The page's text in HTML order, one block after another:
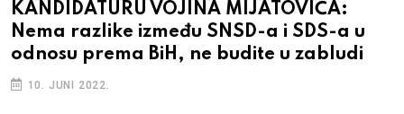
kandidat za Predsjedništvo BiH, bitka za
državu i socijaldemokratiju se nastavlja
9. JUNI 2022.